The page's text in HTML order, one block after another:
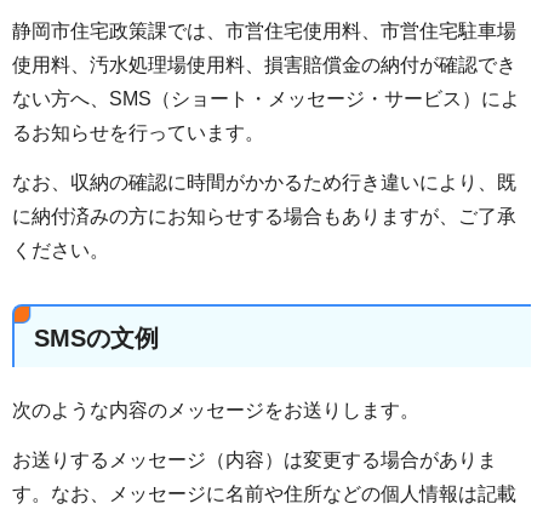
静岡市住宅政策課では、市営住宅使用料、市営住宅駐車場
使用料、汚水処理場使用料、損害賠償金の納付が確認でき
ない方へ、SMS（ショート・メッセージ・サービス）によ
るお知らせを行っています。
なお、収納の確認に時間がかかるため行き違いにより、既
に納付済みの方にお知らせする場合もありますが、ご了承
ください。
SMSの文例
次のような内容のメッセージをお送りします。
お送りするメッセージ（内容）は変更する場合がありま
す。なお、メッセージに名前や住所などの個人情報は記載